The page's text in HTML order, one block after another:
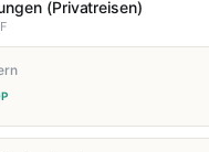
(Privatreisen)